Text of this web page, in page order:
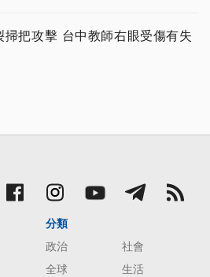
掃把攻擊 台中教師右眼受傷有失
分類
政治
社會
全球
生活